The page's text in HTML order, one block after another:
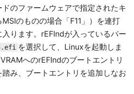
のファームウェアで指定されたキ
のものの場合「F11」）を連打
ります。rEFIndが入っているパー
を選択して、Linuxを起動しま
へのrEFIndのブートエントリ
み、ブートエントリを追加しなお